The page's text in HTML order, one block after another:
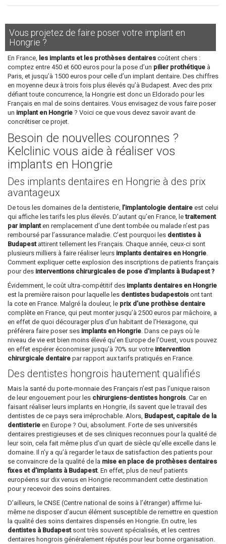
Vous projetez de faire poser votre implant en
Hongrie ?
En France, les implants et les prothèses dentaires coûtent chers :
comptez entre 450 et 600 euros pour la pose d’un pilier prothétique à
Paris, et jusqu’à 1500 euros pour celle d’un implant dentaire. Des chiffres
en moyenne deux à trois fois plus élevés qu’à Budapest. Avec des prix
défiant toute concurrence, la Hongrie est donc un Eldorado pour les
Français en mal de soins dentaires. Vous envisagez de vous faire poser
un implant en Hongrie ? Voici ce que vous devez savoir avant de
concrétiser ce projet.
Besoin de nouvelles couronnes ?
Kelclinic vous aide à réaliser vos
implants en Hongrie
Des implants dentaires en Hongrie à des prix
avantageux
De tous les domaines de la dentisterie, l’implantologie dentaire est celui
qui affiche les tarifs les plus élevés. D’autant qu’en France, letraitement
par implanten remplacement d’une dent tombée ou malade n’est pas
remboursé par l’assurance maladie. C’est pourquoi les dentistes à
Budapestattirent tellement les Français. Chaque année, ceux-ci sont
plusieurs milliers à faire réaliser leurs implants dentaires en Hongrie.
Comment expliquer cette explosion des inscriptions de patients français
pour des interventions chirurgicales de pose d’implants à Budapest ?
Évidemment, le coût ultra-compétitif des implants dentaires en Hongrie
est la première raison pour laquelle les dentistes budapestois ont tant
la cote en France. Malgré la douleur, le prix d’une prothèse dentaire
complète en France, qui peut monter jusqu’à 2500 euros par mâchoire, a
en effet de quoi décourager plus d’un habitant de l’Hexagone, qui
préférera faire poser ses implants en Hongrie. Dans ce pays où le
niveau de vie est bien moins élevé qu’en Europe de l’Ouest, vous pouvez
en effet espérer économiser jusqu’à 70% sur votre intervention
chirurgicale dentaire par rapport aux tarifs pratiqués en France.
Des dentistes hongrois hautement qualifiés
Mais la santé du porte-monnaie des Français n’est pas l’unique raison
de leur engouement pour les chirurgiens-dentistes hongrois. Car en
faisant réaliser leurs implants en Hongrie, ils savent que le travail des
dentistes de ce pays sera irréprochable. Alors, Budapest, capitale de la
dentisterie en Europe ? Oui, absolument. Forte de ses universités
dentaires prestigieuses et de ses cliniques reconnues pour la qualité de
leur soin, cela fait même plus d’un quart de siècle qu’elle excelle dans le
domaine. Il n’y a qu’à regarder le taux de satisfaction des patients pour
se convaincre de la qualité de la mise en place de prothèses dentaires
fixes et d’implants à Budapest. En effet, plus de neuf patients
européens sur dix venus en Hongrie recommandent cette destination
pour y recevoir des soins dentaires.
D’ailleurs, le CNSE (Centre national de soins à l’étranger) affirme lui-
même ne disposer d’aucun élément susceptible de remettre en question
la qualité des soins dentaires dispensés en Hongrie. En outre, les
dentistes à Budapestsont très souvent spécialisés, et les centres
dentaires hongrois généralement réputés pour leur bonne organisation.